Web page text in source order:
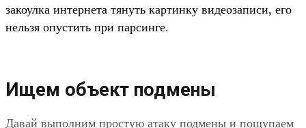
закоулка интернета тянуть картинку видеозаписи, его
нельзя опустить при парсинге.
Ищем объект подмены
Давай выполним простую атаку подмены и пощупаем